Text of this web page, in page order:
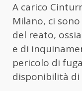
A carico
Milano, ci
del reato,
e di
pericolo di
disponibilità di